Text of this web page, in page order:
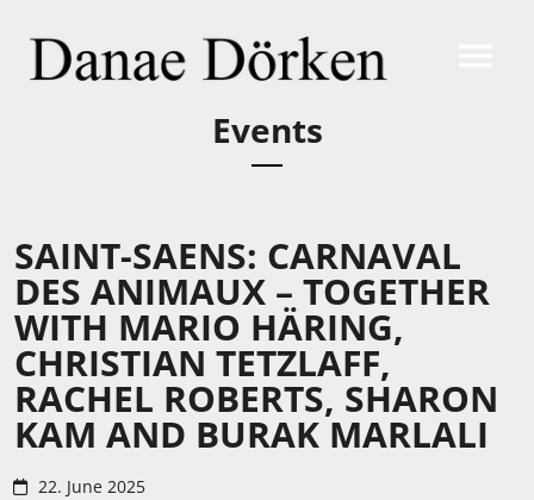
Events
SAINT-SAENS: CARNAVAL
DES ANIMAUX – TOGETHER
WITH MARIO HÄRING,
CHRISTIAN TETZLAFF,
RACHEL ROBERTS, SHARON
KAM AND BURAK MARLALI
22. June 2025